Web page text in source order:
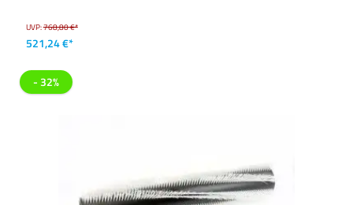
UVP:768,80 €*
521,24 €*
- 32%